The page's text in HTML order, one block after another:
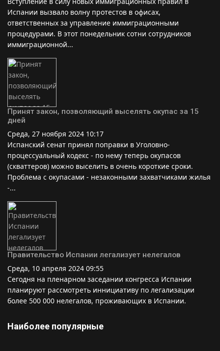
Испании вызвало волну протестов в офисах,
ответственных за управление иммиграционными
процедурами. В этот понедельник сотни сотрудников
иммиграционной...
Принят закон, позволяющий выселять окупас за 15
дней
Среда, 27 ноября 2024 10:17
Испанский сенат принял поправки в Уголовно-
процессуальный кодекс - по нему теперь окупасов
(скваттеров) можно выселить в очень короткие сроки.
Проблема с окупасами - незаконными захватчиками жилья
-...
Правительство Испании легализует нелегалов
Среда, 10 апреля 2024 09:55
Сегодня на пленарном заседании конгресса Испании
планируют рассмотреть иннициативу по легализации
более 500 000 нелегалов, проживающих в Испании.
Наиболее популярные